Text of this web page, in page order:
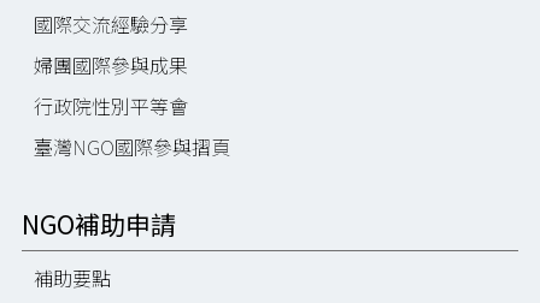
國際交流經驗分享
婦團國際參與成果
行政院性別平等會
臺灣NGO國際參與摺頁
NGO補助申請
補助要點